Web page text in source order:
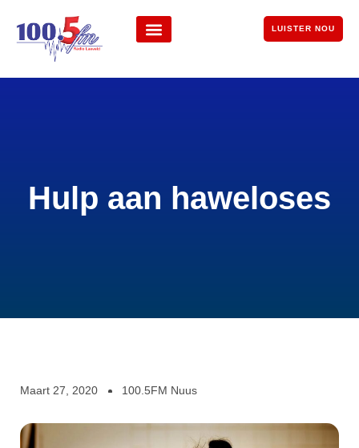
LUISTER NOU
Hulp aan haweloses
Maart 27, 2020 100.5FM Nuus